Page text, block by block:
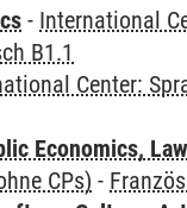
- International
B1.1
Center:
Economics,
CPs) -